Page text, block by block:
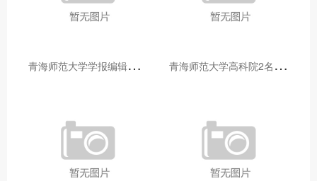
青
海师范大学学报编辑部赴大通县城关镇上毛佰胜村开展帮扶慰问活动 青
海师范大学高科院2名专家当选中国科学院院士